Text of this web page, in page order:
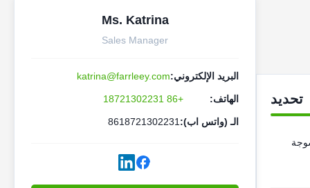
تحديد
Ms. Katrina
Sales Manager
البريد الإلكتروني:katrina@farrleey.com
الهاتف: +86 18721302231
الـ (واتس اب): 8618721302231